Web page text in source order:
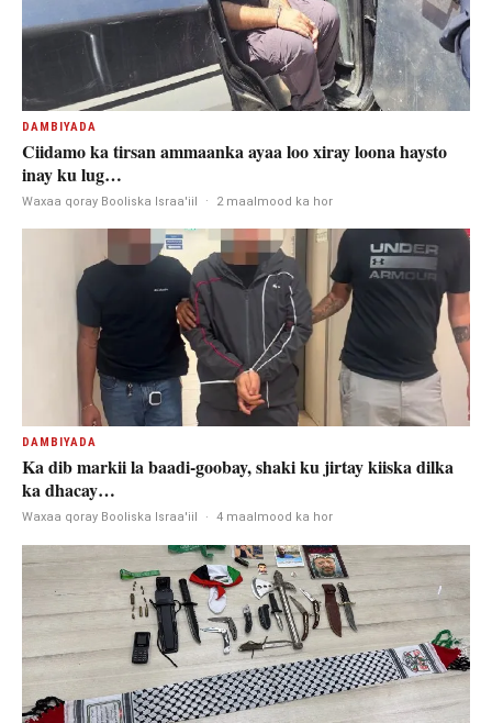
DAMBIYADA
Ciidamo ka tirsan ammaanka ayaa loo xiray loona haysto
inay ku lug…
Waxaa qoray Booliska Israa'iil · 2 maalmood ka hor
DAMBIYADA
Ka dib markii la baadi-goobay, shaki ku jirtay kiiska dilka
ka dhacay…
Waxaa qoray Booliska Israa'iil · 4 maalmood ka hor